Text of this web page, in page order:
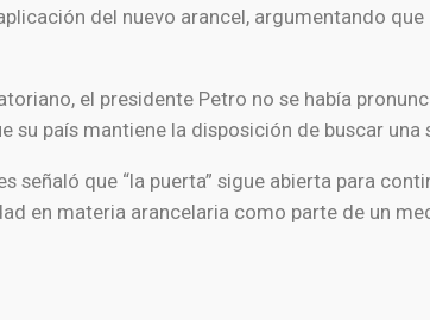
del nuevo arancel, argumentando
el presidente Petro no se había
su país mantiene la disposición de buscar
señaló que “la puerta” sigue abierta para
en materia arancelaria como parte de un